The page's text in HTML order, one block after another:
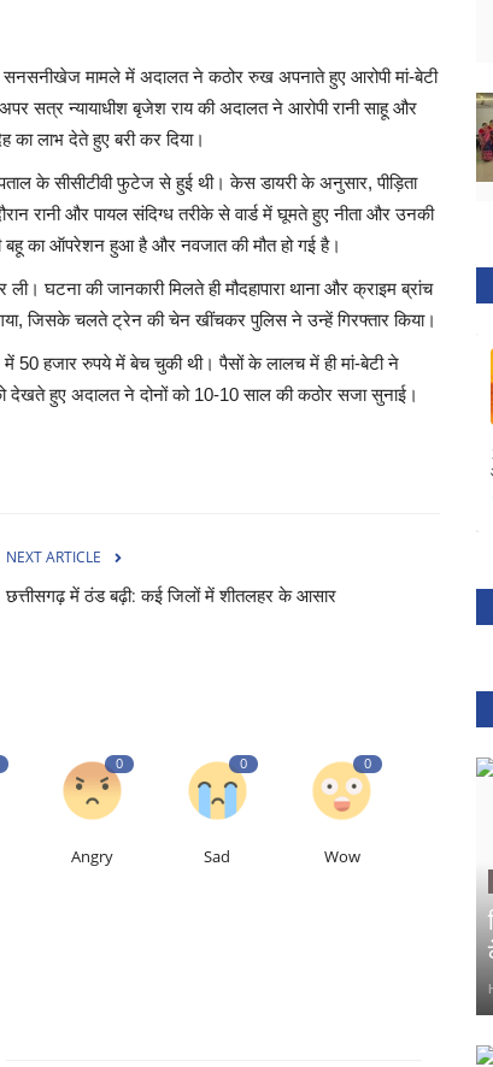
मामले में अदालत ने कठोर रुख अपनाते हुए आरोपी मां-बेटी
सत्र न्यायाधीश बृजेश राय की अदालत ने आरोपी रानी साहू और
का लाभ देते हुए बरी कर दिया।
के सीसीटीवी फुटेज से हुई थी। केस डायरी के अनुसार, पीड़िता
रानी और पायल संदिग्ध तरीके से वार्ड में घूमते हुए नीता और उनकी
बहू का ऑपरेशन हुआ है और नवजात की मौत हो गई है।
घटना की जानकारी मिलते ही मौदहापारा थाना और क्राइम ब्रांच
जिसके चलते ट्रेन की चेन खींचकर पुलिस ने उन्हें गिरफ्तार किया।
50 हजार रुपये में बेच चुकी थी। पैसों के लालच में ही मां-बेटी ने
देखते हुए अदालत ने दोनों को 10-10 साल की कठोर सजा सुनाई।
NEXT ARTICLE
छत्तीसगढ़ में ठंड बढ़ी: कई जिलों में शीतलहर के आसार
0
Angry
0
Sad
0
Wow